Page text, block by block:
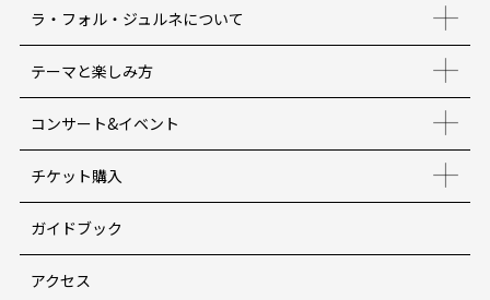
ラ・フォル・ジュルネについて
テーマと楽しみ方
コンサート&イベント
チケット購入
ガイドブック
アクセス